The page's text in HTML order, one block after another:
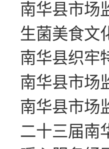
南华县市场
生菌美食文
南华县织牢
南华县市场
南华县市场
二十三届南